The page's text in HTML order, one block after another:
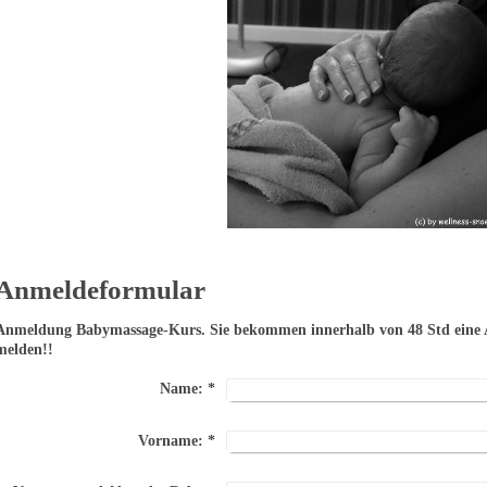
Babymassage-Kurs. Sie bekommen innerhalb von 48 Std eine Anmeldebestätigung. Sonst bitte
Name: *
Vorname: *